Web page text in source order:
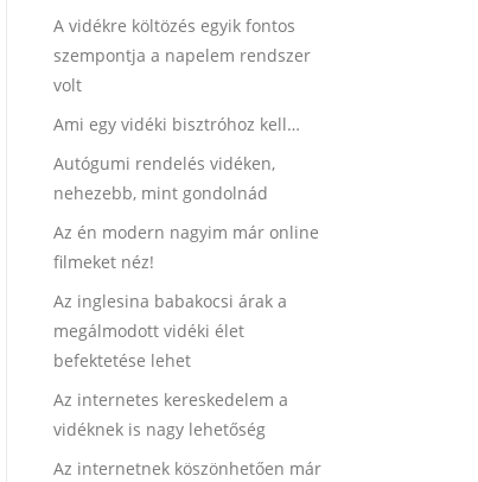
A vidékre költözés egyik fontos
szempontja a napelem rendszer
volt
Ami egy vidéki bisztróhoz kell…
Autógumi rendelés vidéken,
nehezebb, mint gondolnád
Az én modern nagyim már online
filmeket néz!
Az inglesina babakocsi árak a
megálmodott vidéki élet
befektetése lehet
Az internetes kereskedelem a
vidéknek is nagy lehetőség
Az internetnek köszönhetően már